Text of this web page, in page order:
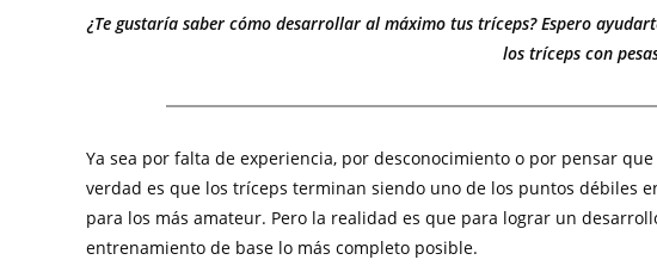
¿Te gustaría saber cómo desarrollar al máximo tus tríceps? Espero
los tríceps con
Ya sea por falta de experiencia, por desconocimiento o por pensar
verdad es que los tríceps terminan siendo uno de los puntos débiles
para los más amateur. Pero la realidad es que para lograr un
entrenamiento de base lo más completo posible.